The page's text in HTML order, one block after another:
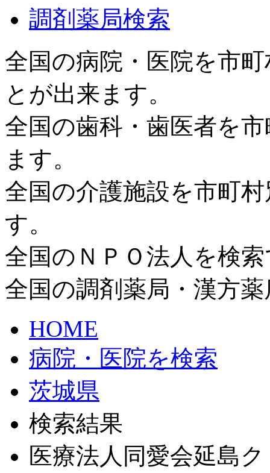
調剤薬局検索
全国の病院・医院を市
とが出来ます。
全国の歯科・歯医者を
ます。
全国の介護施設を市町
す。
全国のＮＰＯ法人を検
全国の調剤薬局・漢方
HOME
病院・医院を検索
茨城県
検索結果
医療法人同愛会延島